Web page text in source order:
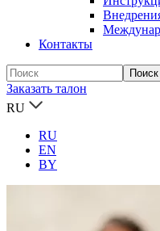
Контакты
Заказать талон
RU
RU
EN
BY